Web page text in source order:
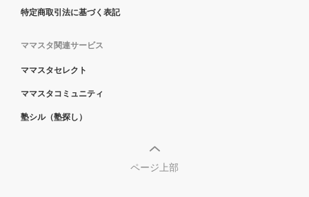
特定商取引法に基づく表記
ママスタ関連サービス
ママスタセレクト
ママスタコミュニティ
塾シル（塾探し）
ページ上部